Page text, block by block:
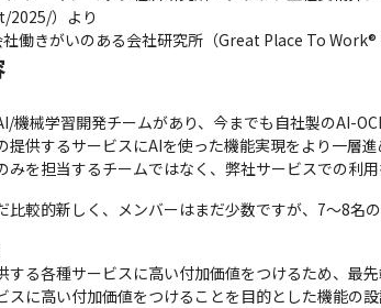
）より
働きがいのある会社研究所（Great Place To
機械学習開発チームがあり、今までも自社製のAI-
提供するサービスにAIを使った機能実現をより一層
を担当するチームではなく、弊社サービスでの利
比較的新しく、メンバーはまだ少数ですが、7～8名
する各種サービスに高い付加価値をつけるため、最
スに高い付加価値をつけることを目的とした機能の